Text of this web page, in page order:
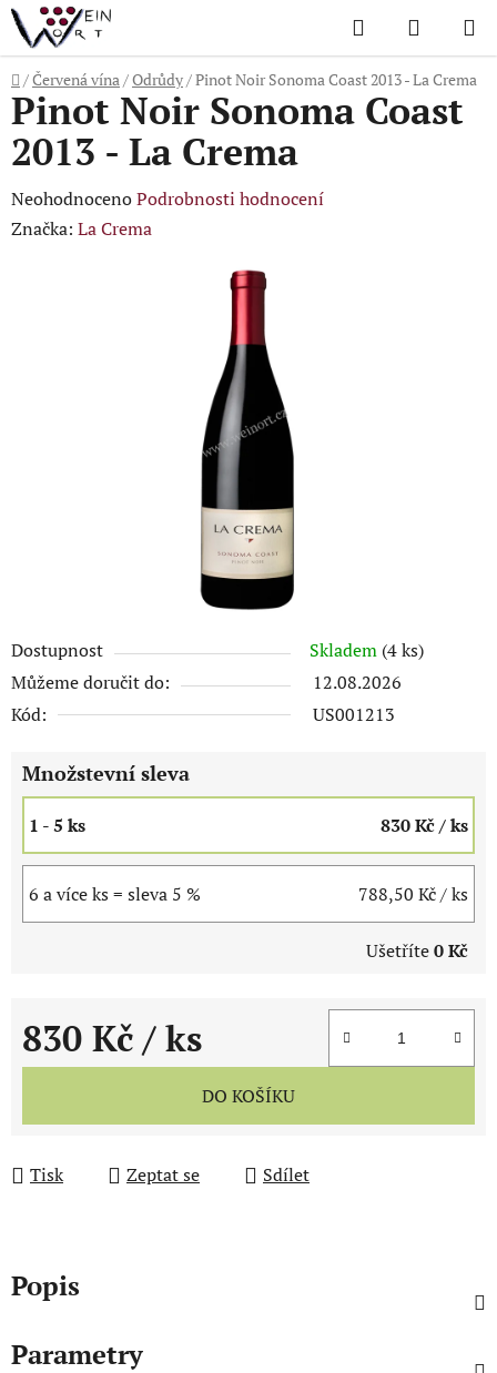
Přejít
na
obsah
Hledat
KOŠÍK
Domů
/Červená vína/Odrůdy/Pinot Noir Sonoma Coast 2013 - La Crema
Dostupnost Skladem (4 ks)
Můžeme doručit do:
12.08.2026
Kód:
US001213
Množstevní sleva
1 - 5 ks 830 Kč/ ks
6 a více ks = sleva 5 % 788,50 Kč/ ks
Ušetříte0 Kč
830 Kč / ks
Měrná cena:
DO KOŠÍKU
Tisk Zeptat se Sdílet
Pinot Noir Sonoma Coast
2013 - La Crema
Průměrné
hodnocení
NeohodnocenoPodrobnosti hodnocení
Značka: La Crema
Popis
Parametry